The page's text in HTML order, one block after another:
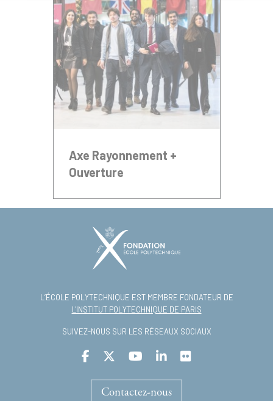
Axe Rayonnement +
Ouverture
L’ÉCOLE POLYTECHNIQUE EST MEMBRE FONDATEUR DE
L'INSTITUT POLYTECHNIQUE DE PARIS
SUIVEZ-NOUS SUR LES RÉSEAUX SOCIAUX
Contactez-nous